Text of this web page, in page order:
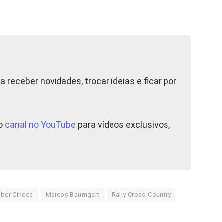
receber novidades, trocar ideias e ficar por
canal no YouTube para vídeos exclusivos,
Cincea Marcos Baumgart Rally Cross-Country